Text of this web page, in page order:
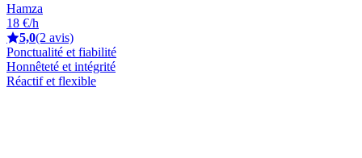
Hamza
18 €/h
5,0(2 avis)
Ponctualité et fiabilité
Honnêteté et intégrité
Réactif et flexible